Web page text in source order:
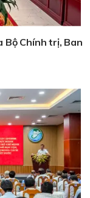
Bộ Chính trị, Ban